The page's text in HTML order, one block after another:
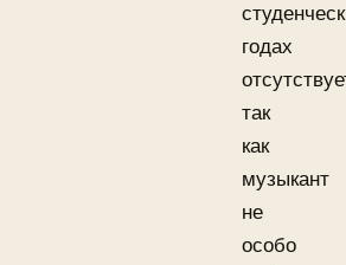
годах
так
как
музыкант
не
особо